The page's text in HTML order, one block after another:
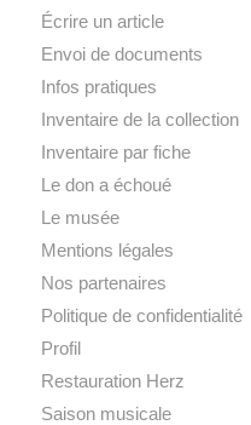
Écrire un article
Envoi de documents
Infos pratiques
Inventaire de la collection
Inventaire par fiche
Le don a échoué
Le musée
Mentions légales
Nos partenaires
Politique de confidentialité
Profil
Restauration Herz
Saison musicale